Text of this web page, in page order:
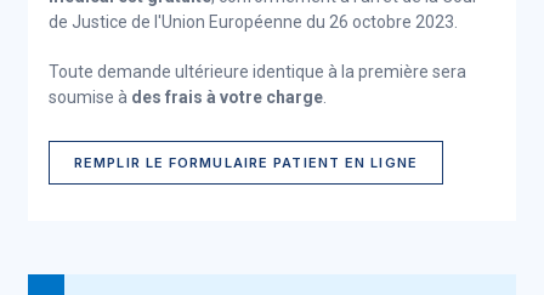
de Justice de l'Union Européenne du 26 octobre 2023.
Toute demande ultérieure identique à la première sera
soumise à des frais à votre charge.
REMPLIR LE FORMULAIRE PATIENT EN LIGNE